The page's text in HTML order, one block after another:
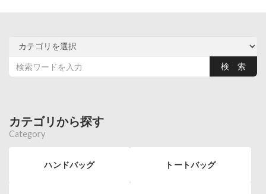
カテゴリから探す
Category
ハンドバッグ トートバッグ